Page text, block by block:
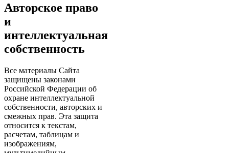
Авторское право
и
интеллектуальная
собственность
Все материалы Сайта
защищены законами
Российской Федерации об
охране интеллектуальной
собственности, авторских и
смежных прав. Эта защита
относится к текстам,
расчетам, таблицам и
изображениям,